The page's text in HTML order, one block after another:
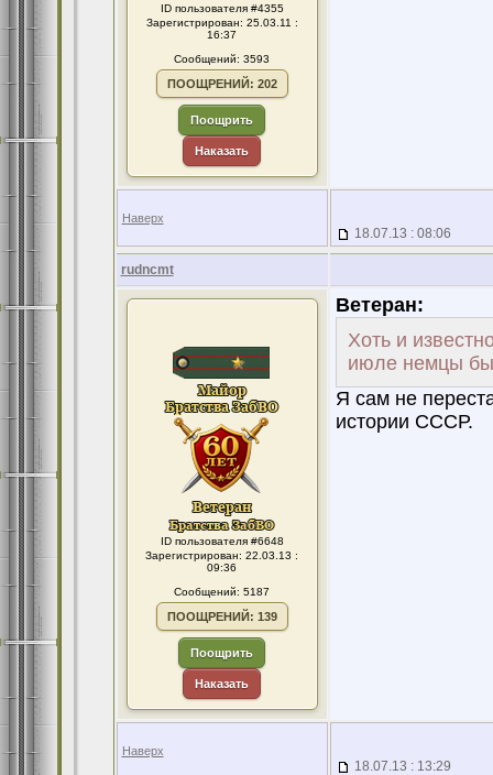
ID пользователя #4355
Зарегистрирован: 25.03.11 :
16:37
Сообщений: 3593
ПООЩРЕНИЙ: 202
Поощрить
Наказать
Наверх
18.07.13 : 08:06
rudncmt
ID пользователя #6648
Зарегистрирован: 22.03.13 :
09:36
Сообщений: 5187
ПООЩРЕНИЙ: 139
Поощрить
Наказать
Ветеран:
Хоть и
июле немцы
Я сам не
истории СССР.
Наверх
18.07.13 : 13:29